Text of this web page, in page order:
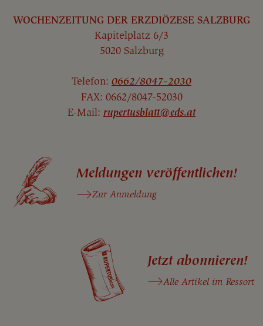
WOCHENZEITUNG DER ERZDIÖZESE SALZBURG
Kapitelplatz 6/3
5020 Salzburg
Telefon: 0662/8047-2030
FAX: 0662/8047-52030
E-Mail: rupertusblatt@eds.at
Meldungen veröffentlichen!
Zur Anmeldung
Jetzt abonnieren!
Alle Artikel im Ressort